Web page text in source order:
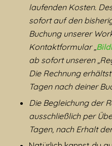
laufenden Kosten.
sofort auf den
Buchung unserer
Kontaktformular „
ab sofort unseren
Die Rechnung
Tagen nach deiner
Die Begleichung der
ausschließlich per
Tagen, nach Erhalt